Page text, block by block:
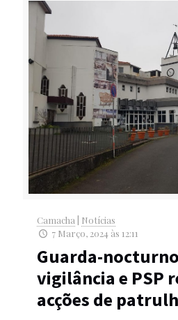
Camacha
Notícias
7 Março, 2024 às 12:11
Guarda-
vigilância e PSP
acções de